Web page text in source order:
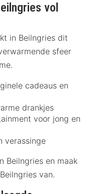
vol
in Beilngries dit
sfeer
cadeaus en
drankjes
voor jong en
verassinge
Beilngries en maak
van.